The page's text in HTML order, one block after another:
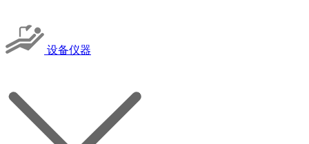
设备仪器